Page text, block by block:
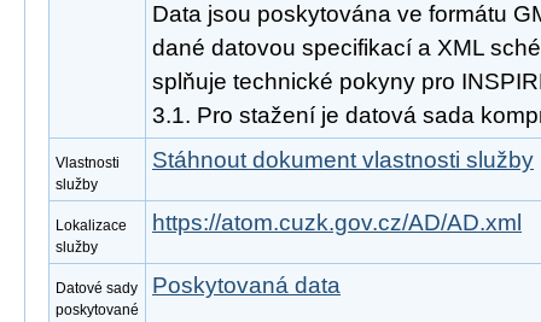
Data jsou poskytována ve formátu
dané datovou specifikací a XML
splňuje technické pokyny pro
3.1. Pro stažení je datová sada
Vlastnosti
služby
Stáhnout dokument vlastnosti služby
Lokalizace
služby
https://atom.cuzk.gov.cz/AD/AD.xml
Datové sady
poskytované
Poskytovaná data